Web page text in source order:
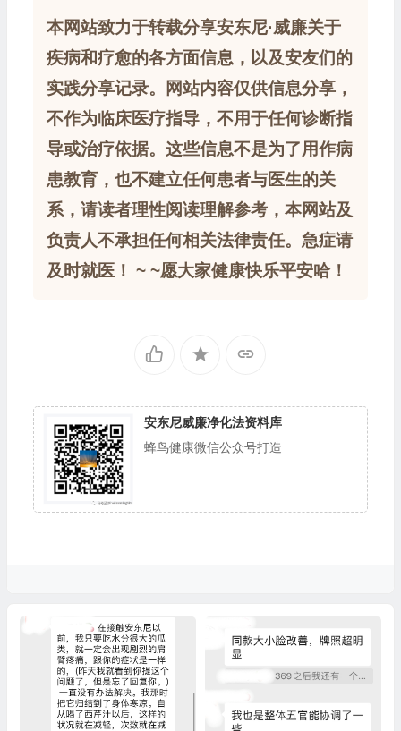
本网站致力于转载分享安东尼·威廉关于
疾病和疗愈的各方面信息，以及安友们的
实践分享记录。网站内容仅供信息分享，
不作为临床医疗指导，不用于任何诊断指
导或治疗依据。这些信息不是为了用作病
患教育，也不建立任何患者与医生的关
系，请读者理性阅读理解参考，本网站及
负责人不承担任何相关法律责任。急症请
及时就医！ ~ ~愿大家健康快乐平安哈！
安东尼威廉净化法资料库
蜂鸟健康微信公众号打造